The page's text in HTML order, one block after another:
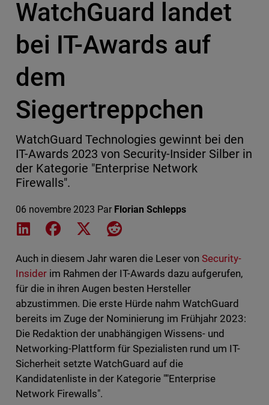
WatchGuard landet
bei IT-Awards auf
dem
Siegertreppchen
WatchGuard Technologies gewinnt bei den
IT-Awards 2023 von Security-Insider Silber in
der Kategorie "Enterprise Network
Firewalls".
06 novembre 2023 Par Florian Schlepps
Share on LinkedIn
Share on Facebook
Share on XShare on Reddit
Auch in diesem Jahr waren die Leser vonSecurity-
Insiderim Rahmen der IT-Awards dazu aufgerufen,
für die in ihren Augen besten Hersteller
abzustimmen. Die erste Hürde nahm WatchGuard
bereits im Zuge der Nominierung im Frühjahr 2023:
Die Redaktion der unabhängigen Wissens- und
Networking-Plattform für Spezialisten rund um IT-
Sicherheit setzte WatchGuard auf die
Kandidatenliste in der Kategorie ""Enterprise
Network Firewalls".